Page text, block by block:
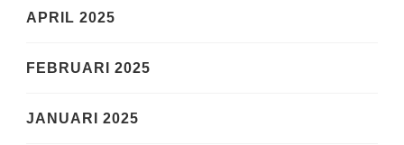
APRIL 2025
FEBRUARI 2025
JANUARI 2025